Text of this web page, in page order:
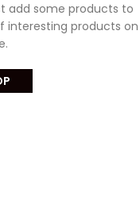
add some products to
interesting products on